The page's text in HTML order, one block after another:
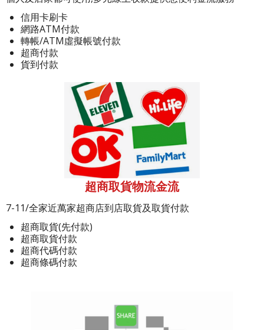
信用卡刷卡
網路ATM付款
轉帳/ATM虛擬帳號付款
超商付款
貨到付款
超商取貨物流金流
7-11/全家近萬家超商店到店取貨及取貨付款
超商取貨(先付款)
超商取貨付款
超商代碼付款
超商條碼付款